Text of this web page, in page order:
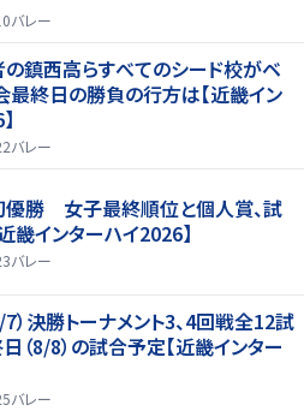
バレー
鎮西高らすべてのシード校がベ
最終日の勝負の行方は【近畿イン
バレー
勝 女子最終順位と個人賞、試
畿インターハイ2026】
バレー
）決勝トーナメント3、4回戦全12試
（8/8）の試合予定【近畿インター
バレー